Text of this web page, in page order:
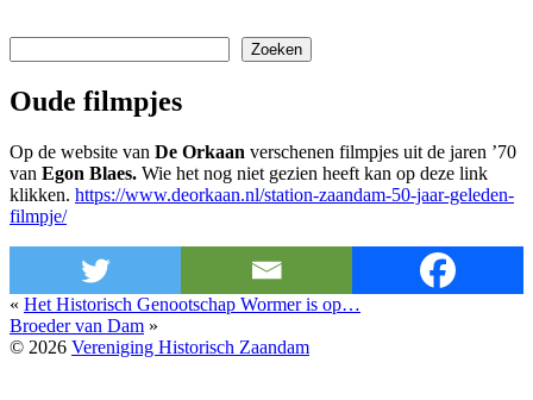
Zoeken
Oude filmpjes
Op de website van De Orkaan verschenen filmpjes uit de jaren ’70
van Egon Blaes. Wie het nog niet gezien heeft kan op deze link
klikken. https://www.deorkaan.nl/station-zaandam-50-jaar-geleden-
filmpje/
« Het Historisch Genootschap Wormer is op…
Broeder van Dam »
© 2026 Vereniging Historisch Zaandam